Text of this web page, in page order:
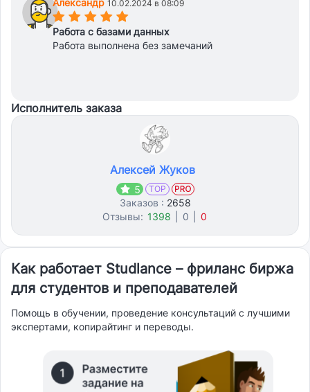
Александр 10.02.2024 в 08:09
(*)(*)(*)(*)(*)
Работа с базами данных
Работа выполнена без замечаний
Исполнитель заказа
Алексей Жуков
5 TOP
Заказов : 2658
Отзывы: 1398 0 0
Как работает Studlance – фриланс биржа
для студентов и преподавателей
Помощь в обучении, проведение консультаций с лучшими
экспертами, копирайтинг и переводы.